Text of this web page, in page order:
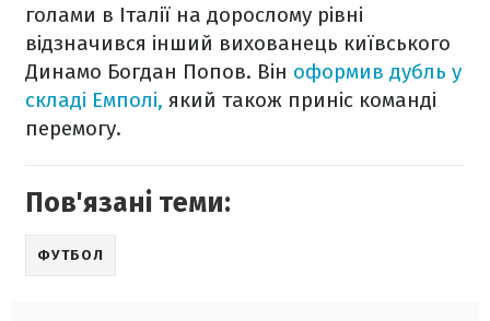
голами в Італії на дорослому рівні
відзначився інший вихованець київського
Динамо Богдан Попов. Він оформив дубль у
складі Емполі, який також приніс команді
перемогу.
Пов'язані теми:
ФУТБОЛ